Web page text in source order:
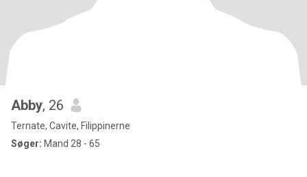
Abby, 26
Ternate, Cavite, Filippinerne
Søger: Mand 28 - 65